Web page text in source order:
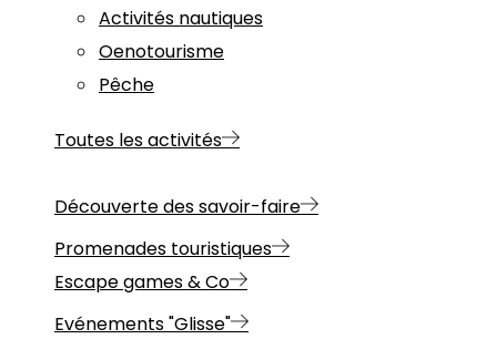
Activités nautiques
Oenotourisme
Pêche
Toutes les activités
Découverte des savoir-faire
Promenades touristiques
Escape games & Co
Evénements "Glisse"